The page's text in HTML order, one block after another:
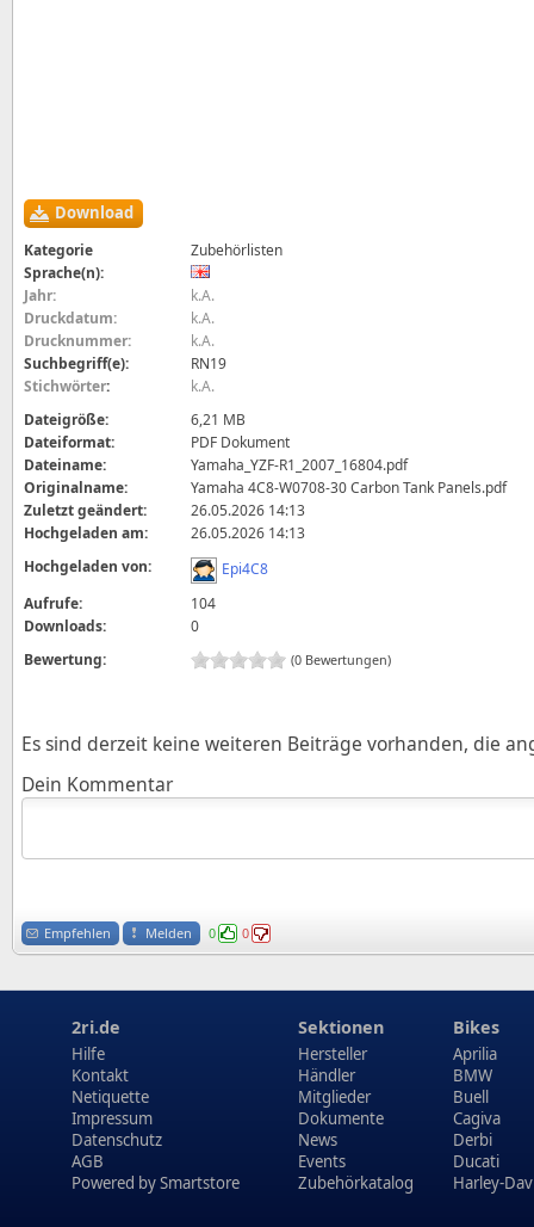
Download
Kategorie
Zubehörlisten
Sprache(n):
Jahr:
k.A.
Druckdatum:
k.A.
Drucknummer:
k.A.
Suchbegriff(e):
RN19
Stichwörter:
k.A.
Dateigröße:
6,21 MB
Dateiformat:
PDF Dokument
Dateiname:
Yamaha_YZF-R1_2007_16804.pdf
Originalname:
Yamaha 4C8-W0708-30 Carbon Tank Panels.pdf
Zuletzt geändert:
26.05.2026 14:13
Hochgeladen am:
26.05.2026 14:13
Hochgeladen von:
Epi4C8
Aufrufe:
104
Downloads:
0
Bewertung:
(0 Bewertungen)
Es sind derzeit keine weiteren Beiträge vorhanden, die
Dein Kommentar
Empfehlen Melden 0 0
2ri.de
Hilfe
Kontakt
Netiquette
Impressum
Datenschutz
AGB
Powered bySmartstore
Sektionen
Hersteller
Händler
Mitglieder
Dokumente
News
Events
Zubehörkatalog
Bikes
Aprilia
BMW
Buell
Cagiva
Derbi
Ducati
Harley-